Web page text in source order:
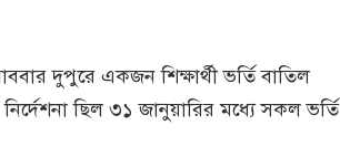
দুপুরে একজন শিক্ষার্থী ভর্তি বাতিল
ছিল ৩১ জানুয়ারির মধ্যে সকল ভর্তি